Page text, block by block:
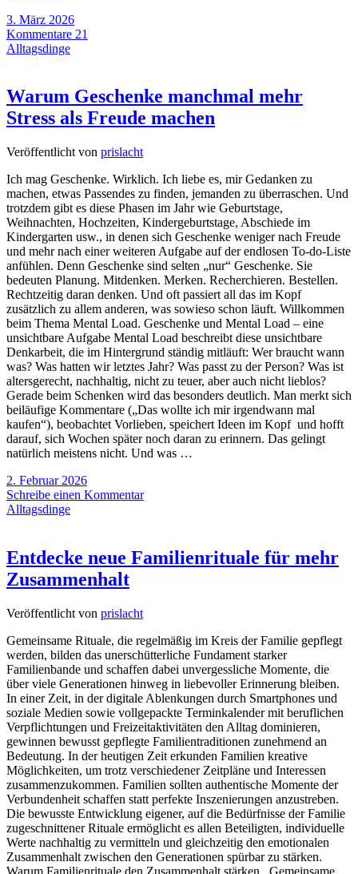
3. März 2026
Kommentare 21
Alltagsdinge
Warum Geschenke manchmal mehr
Stress als Freude machen
Veröffentlicht von prislacht
Ich mag Geschenke. Wirklich. Ich liebe es, mir Gedanken zu
machen, etwas Passendes zu finden, jemanden zu überraschen. Und
trotzdem gibt es diese Phasen im Jahr wie Geburtstage,
Weihnachten, Hochzeiten, Kindergeburtstage, Abschiede im
Kindergarten usw., in denen sich Geschenke weniger nach Freude
und mehr nach einer weiteren Aufgabe auf der endlosen To-do-Liste
anfühlen. Denn Geschenke sind selten „nur“ Geschenke. Sie
bedeuten Planung. Mitdenken. Merken. Recherchieren. Bestellen.
Rechtzeitig daran denken. Und oft passiert all das im Kopf
zusätzlich zu allem anderen, was sowieso schon läuft. Willkommen
beim Thema Mental Load. Geschenke und Mental Load – eine
unsichtbare Aufgabe Mental Load beschreibt diese unsichtbare
Denkarbeit, die im Hintergrund ständig mitläuft: Wer braucht wann
was? Was hatten wir letztes Jahr? Was passt zu der Person? Was ist
altersgerecht, nachhaltig, nicht zu teuer, aber auch nicht lieblos?
Gerade beim Schenken wird das besonders deutlich. Man merkt sich
beiläufige Kommentare („Das wollte ich mir irgendwann mal
kaufen“), beobachtet Vorlieben, speichert Ideen im Kopf und hofft
darauf, sich Wochen später noch daran zu erinnern. Das gelingt
natürlich meistens nicht. Und was …
2. Februar 2026
Schreibe einen Kommentar
Alltagsdinge
Entdecke neue Familienrituale für mehr
Zusammenhalt
Veröffentlicht von prislacht
Gemeinsame Rituale, die regelmäßig im Kreis der Familie gepflegt
werden, bilden das unerschütterliche Fundament starker
Familienbande und schaffen dabei unvergessliche Momente, die
über viele Generationen hinweg in liebevoller Erinnerung bleiben.
In einer Zeit, in der digitale Ablenkungen durch Smartphones und
soziale Medien sowie vollgepackte Terminkalender mit beruflichen
Verpflichtungen und Freizeitaktivitäten den Alltag dominieren,
gewinnen bewusst gepflegte Familientraditionen zunehmend an
Bedeutung. In der heutigen Zeit erkunden Familien kreative
Möglichkeiten, um trotz verschiedener Zeitpläne und Interessen
zusammenzukommen. Familien sollten authentische Momente der
Verbundenheit schaffen statt perfekte Inszenierungen anzustreben.
Die bewusste Entwicklung eigener, auf die Bedürfnisse der Familie
zugeschnittener Rituale ermöglicht es allen Beteiligten, individuelle
Werte nachhaltig zu vermitteln und gleichzeitig den emotionalen
Zusammenhalt zwischen den Generationen spürbar zu stärken.